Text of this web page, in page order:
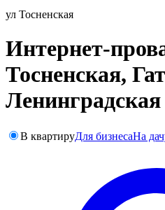
ул Тосненская
Интернет-
Тосненская,
Ленинградская
В квартируДля бизнесаНа